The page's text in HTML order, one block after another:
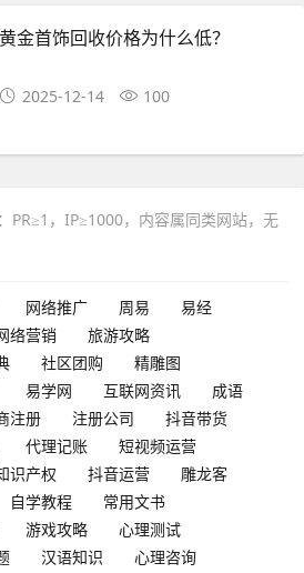
黄金首饰回收价格为什么低？
2025-12-14 100
PR≥1，IP≥1000，内容属同类网站，无
网络推广 周易
易经
络营销
旅游攻略
社区团购
精雕图
易学网 互联网资讯
成语
注册 注册公司
抖音带货
代理记账
短视频运营
识产权 抖音运营
雕龙客
自学教程
常用文书
游戏攻略
心理测试
汉语知识
心理咨询